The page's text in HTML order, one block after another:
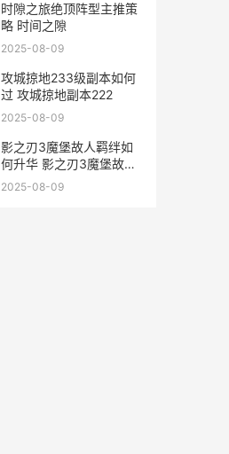
时隙之旅绝顶阵型主推策
略 时间之隙
2025-08-09
攻城掠地233级副本如何
过 攻城掠地副本222
2025-08-09
影之刃3魔堡故人羁绊如
何升华 影之刃3魔堡故人
关联技能
2025-08-09